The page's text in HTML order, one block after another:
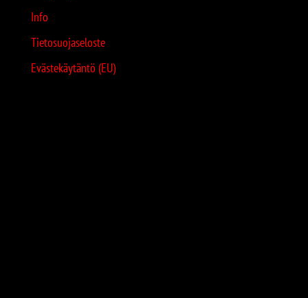
Info
Tietosuojaseloste
Evästekäytäntö (EU)